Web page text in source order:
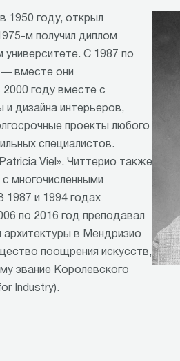
1950 году, открыл
м получил диплом
университете. С 1987 по
— вместе они
2000 году вместе с
и дизайна интерьеров,
проекты любого
специалистов.
Viel». Читтерио также
многочисленными
1987 и 1994 годах
по 2016 год преподавал
архитектуры в Мендризио
поощрения искусств,
звание Королевского
Industry).